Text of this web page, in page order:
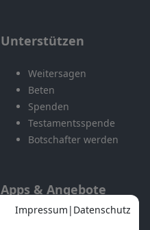
Unterstützen
Weitersagen
Beten
Spenden
Testamentsspende
Botschafter werden
Apps & Angebote